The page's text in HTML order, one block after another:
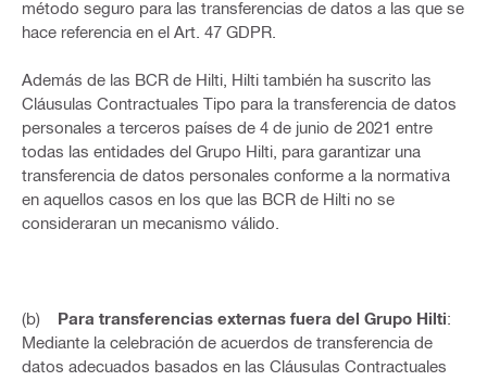
método seguro para las transferencias de datos a las que se
hace referencia en el Art. 47 GDPR.
Además de las BCR de Hilti, Hilti también ha suscrito las
Cláusulas Contractuales Tipo para la transferencia de datos
personales a terceros países de 4 de junio de 2021 entre
todas las entidades del Grupo Hilti, para garantizar una
transferencia de datos personales conforme a la normativa
en aquellos casos en los que las BCR de Hilti no se
consideraran un mecanismo válido.
(b) Para transferencias externas fuera del Grupo Hilti:
Mediante la celebración de acuerdos de transferencia de
datos adecuados basados en las Cláusulas Contractuales